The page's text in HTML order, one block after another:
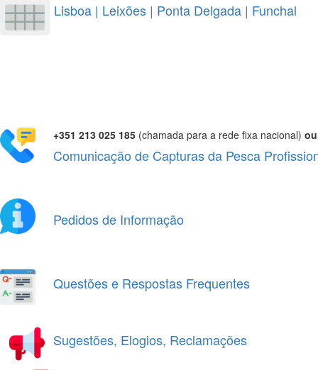
Lisboa | Leixões | Ponta Delgada | Funchal
+351 213 025 185 (chamada para a rede fixa nacional)
Comunicação de Capturas da Pesca
Pedidos de Informação
Questões e Respostas Frequentes
Sugestões, Elogios, Reclamações